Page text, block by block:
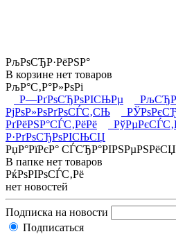
РљРѕСЂР·РёРЅР°
В корзине нет товаров
РљР°С‚Р°Р»РѕРі
Р—РґРѕСЂРѕРІСЊРµ
РјРѕР»РѕРґРѕСЃС‚СЊ
РґРёРЅР°СЃС‚РёРё
Р·РґРѕСЂРѕРІСЊСЏ
РџР°РїРєР° СЃСЂР°РІРЅРµРЅРёСЏ
В папке нет товаров
РќРѕРІРѕСЃС‚Рё
нет новостей
Подписка на новости
Подписаться